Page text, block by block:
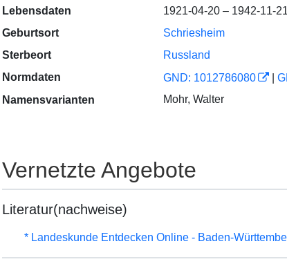
Lebensdaten
1921-04-20 – 1942-11-21
Geburtsort
Schriesheim
Sterbeort
Russland
Normdaten
GND: 1012786080
Namensvarianten
Mohr, Walter
Vernetzte Angebote
Literatur(nachweise)
* Landeskunde Entdecken Online - Baden-